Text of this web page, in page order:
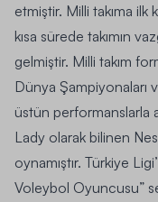
etmiştir. Milli takıma
kısa sürede takımın
gelmiştir. Milli takım
Dünya Şampiyonaları
üstün performanslarla
Lady olarak bilinen
oynamıştır. Türkiye
Voleybol Oyuncusu”